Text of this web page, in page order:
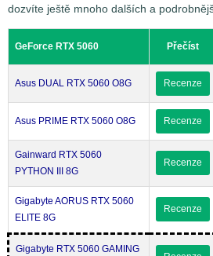
dozvíte ještě mnoho dalších a
GeForce RTX 5060 Přečíst
Asus DUAL RTX 5060 O8G Recenze
Asus PRIME RTX 5060 O8G Recenze
Gainward RTX 5060
PYTHON III 8G
Recenze
Gigabyte AORUS RTX 5060
ELITE 8G
Recenze
Gigabyte RTX 5060 GAMING